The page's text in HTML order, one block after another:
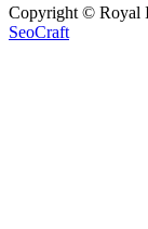
Copyright © Royal
SeoCraft